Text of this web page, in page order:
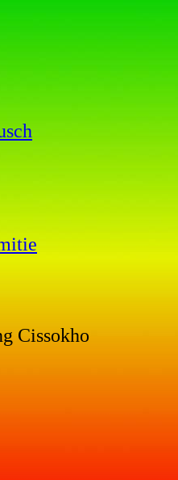
Cissokho